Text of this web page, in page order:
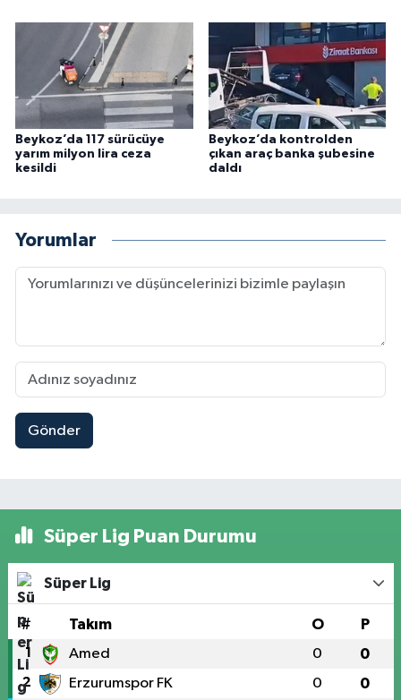
Beykoz’da 117 sürücüye
yarım milyon lira ceza
kesildi
Beykoz’da kontrolden
çıkan araç banka şubesine
daldı
Yorumlar
Gönder
Süper Lig Puan Durumu
Süper Lig
# Takım O P
1 Amed 0 0
2 Erzurumspor FK 0 0